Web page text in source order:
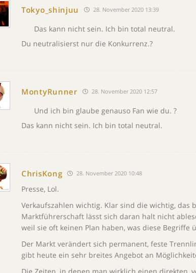
Tokyo_shinjuu 28. November 2020 13:39
Das kann nicht sein. Ich bin total neutral.
Du neutralisierst nur die Konkurrenz.?
MontyRunner 28. November 2020 12:57
Und ich bin glaube genauso Fan wie du. ?
Das kann nicht sein. Ich bin total neutral.
ChrisKong 28. November 2020 10:48
Presse, Lol.
Verkaufszahlen wichtig. Klar sind die wichtig, das
Marktführerschaft lässt sich daran halt nicht
weil sie oft keinen Plan haben, was diese Begriffe
Der Markt verändert sich permanent, feste
gibt heute ein sehr breites Angebot an
Die Zeiten, in denen man wirklich einen direkten,